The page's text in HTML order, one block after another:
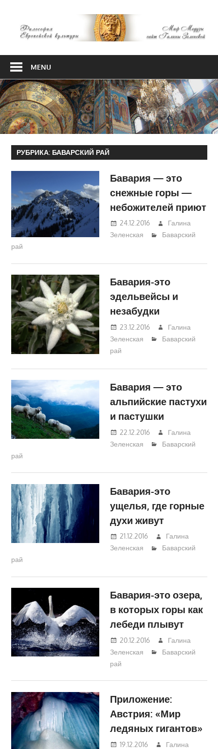
content
Европейской
MENU
РУБРИКА: БАВАРСКИЙ РАЙ
Бавария — это
снежные горы —
небожителей приют
24.12.2016
Галина
Зеленская
Баварский
рай
Бавария-это
эдельвейсы и
незабудки
23.12.2016
Галина
Зеленская
Баварский
рай
Бавария — это
альпийские пастухи
и пастушки
22.12.2016
Галина
Зеленская
Баварский
рай
Бавария-это
ущелья, где горные
духи живут
21.12.2016
Галина
Зеленская
Баварский
рай
Бавария-это озера,
в которых горы как
лебеди плывут
20.12.2016
Галина
Зеленская
Баварский
рай
Приложение:
Австрия: «Мир
ледяных гигантов»
19.12.2016
Галина